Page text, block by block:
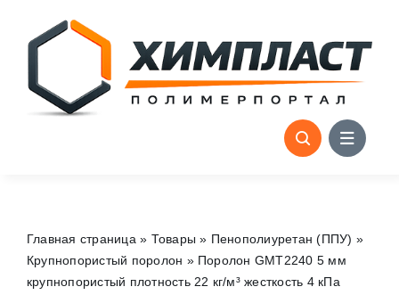
content
Главная страница » Товары » Пенополиуретан (ППУ) »
Крупнопористый поролон » Поролон GMT2240 5 мм
крупнопористый плотность 22 кг/м³ жесткость 4 кПа